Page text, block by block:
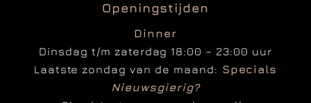
Openingstijden
Dinner
Dinsdag t/m zaterdag 18:00 – 23:00 uur
Laatste zondag van de maand: Specials
Nieuwsgierig?